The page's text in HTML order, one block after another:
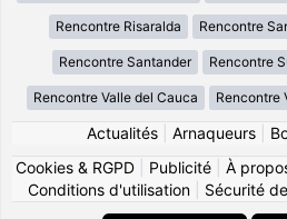
Rencontre Risaralda Rencontre
Rencontre Santander Rencontre
Rencontre Valle del Cauca Rencontre
Actualités| Arnaqueurs|
Cookies & RGPD
Publicité À
Conditions d'utilisation| Sécurité